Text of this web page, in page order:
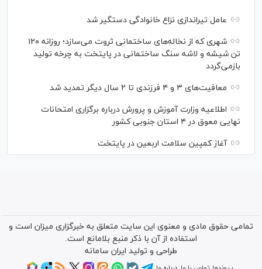
عامل تیراندازی نزاع خانوادگی دستگیر شد
شهری که از نخاله‌های ساختمانی ثروت می‌سازد؛ روزانه ۱۲۰
تن شیشه و لاشه سنگ ساختمانی در پایتخت به چرخه تولید
بازمی‌گردد
معافیت‌های ۳ و ۴ فرزندی تا ۲ سال دیگر تمدید شد
اطلاعیه وزارت آموزش و پرورش درباره برگزاری امتحانات
نهایی معوق در ۴ استان جنوبی کشور
آغاز کمپین سلامت اربعین در پایتخت
تمامی حقوق مادی و معنوی این سایت متعلق به خبرگزاری میزان است و
استفاده از آن با ذکر منبع بلامانع است.
طراحی و تولید ایران سامانه